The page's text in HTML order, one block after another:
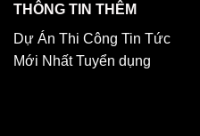
THÔNG TIN THÊM
Dự Án Thi Công Tin Tức
Mới Nhất Tuyển dụng